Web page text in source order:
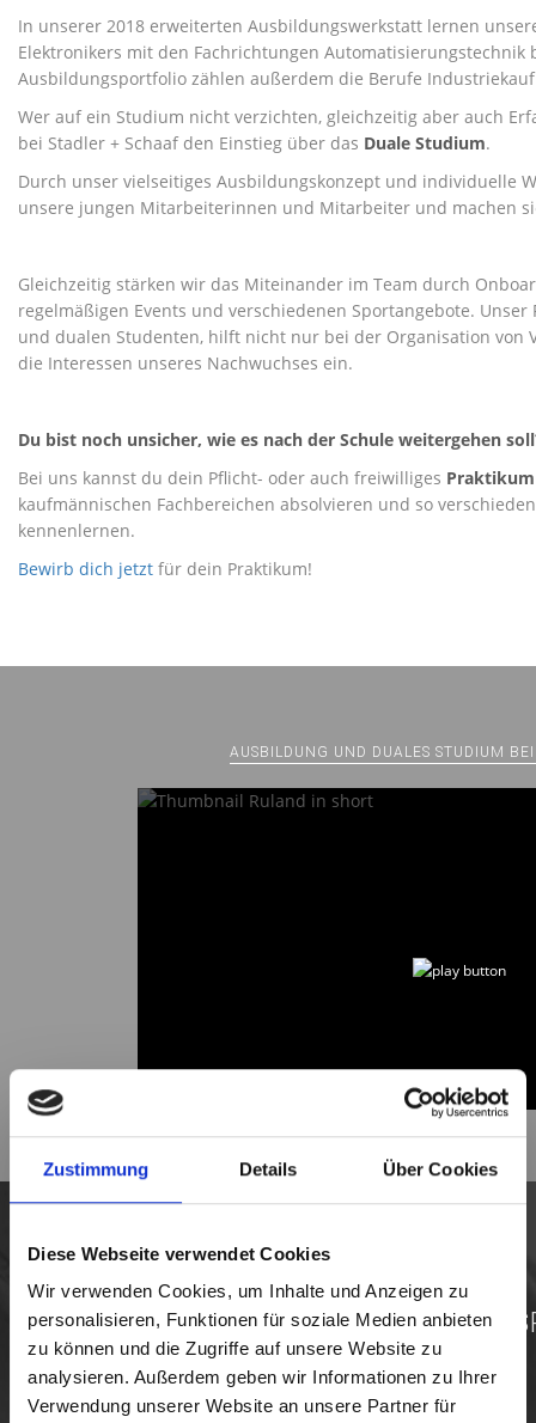
Zustimmung Details Über Cookies
Diese Webseite verwendet Cookies
Wir verwenden Cookies, um Inhalte und Anzeigen zu
personalisieren, Funktionen für soziale Medien anbieten
zu können und die Zugriffe auf unsere Website zu
analysieren. Außerdem geben wir Informationen zu Ihrer
Verwendung unserer Website an unsere Partner für
In unserer 2018 erweiterten Ausbildungswerkstatt lernen
Elektronikers mit den Fachrichtungen Automatisierungstechnik
Ausbildungsportfolio zählen außerdem die Berufe
Wer auf ein Studium nicht verzichten, gleichzeitig aber auch
bei Stadler + Schaaf den Einstieg über das Duale Studium.
Durch unser vielseitiges Ausbildungskonzept und individuelle
unsere jungen Mitarbeiterinnen und Mitarbeiter und machen
Gleichzeitig stärken wir das Miteinander im Team durch
regelmäßigen Events und verschiedenen Sportangebote.
und dualen Studenten, hilft nicht nur bei der Organisation von
die Interessen unseres Nachwuchses ein.
Du bist noch unsicher, wie es nach der Schule weitergehen
Bei uns kannst du dein Pflicht- oder auch freiwilliges Praktikum
kaufmännischen Fachbereichen absolvieren und so
kennenlernen.
Bewirb dich jetzt für dein Praktikum!
AUSBILDUNG UND DUALES STUDIUM
UNSER